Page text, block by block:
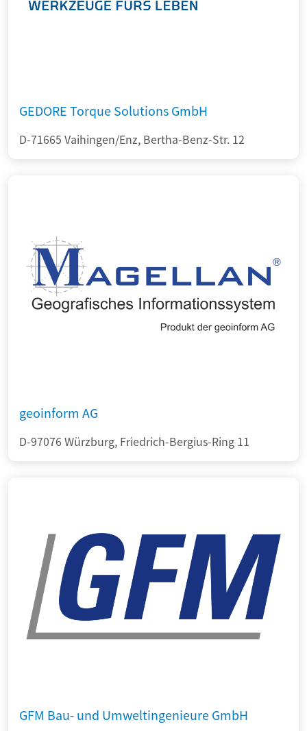
GEDORE Torque Solutions GmbH
D-71665 Vaihingen/Enz, Bertha-Benz-Str. 12
geoinform AG
D-97076 Würzburg, Friedrich-Bergius-Ring 11
GFM Bau- und Umweltingenieure GmbH